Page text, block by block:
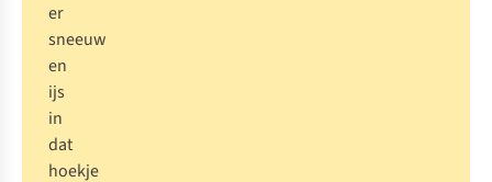
er
sneeuw
en
ijs
in
dat
hoekje